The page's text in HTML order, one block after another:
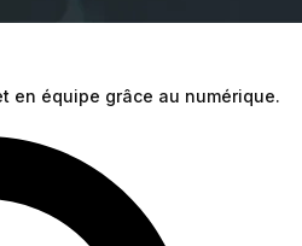
en équipe grâce au numérique.